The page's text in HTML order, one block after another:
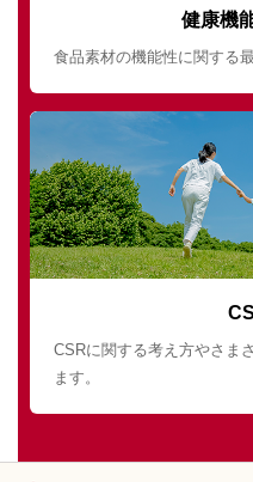
健康機
食品素材の機能性に関する
CSRに関する考え方やさま
ます。